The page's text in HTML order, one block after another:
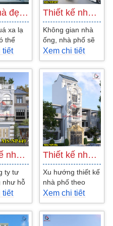
Mẫu nhà đẹp 3 tầng 6x22m kiến trúc tân…
xa lạ
thể
ống
kiến
tiết
Thiết kế nhà 3 tầng mái thái đẹp có khoảng…
Không gian nhà
ống, nhà phố sẽ
tiện lợi và thoáng
đãng hơn nhiều
nếu như có
khoảng sân...
Xem chi tiết
Thiết kế nhà 3 tầng tân cổ điển đẹp…
ty tư
như hỗ
gia
mẫu
3
tiết
Thiết kế nhà 3 tầng 1 tum đẹp kiến trúc…
Xu hướng thiết kế
nhà phố theo
phong cách bán
cổ điển đang rất
phổ biến, vì thế
bài...
Xem chi tiết